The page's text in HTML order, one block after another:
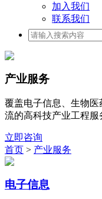
加入我们
联系我们
产业服务
覆盖电子信息、生物
流的高科技产业工程服
立即咨询
首页 > 产业服务
电子信息